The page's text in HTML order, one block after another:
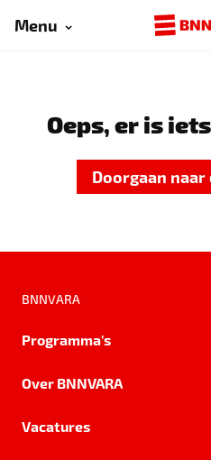
Menu
Oeps, er is
Doorgaan naar
BNNVARA
Programma's
Over BNNVARA
Vacatures